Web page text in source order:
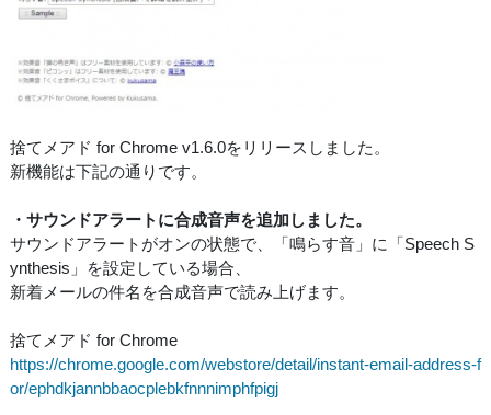
捨てメアド for Chrome v1.6.0をリリースしました。
新機能は下記の通りです。
・サウンドアラートに合成音声を追加しました。
サウンドアラートがオンの状態で、「鳴らす音」に「Speech S
ynthesis」を設定している場合、
新着メールの件名を合成音声で読み上げます。
捨てメアド for Chrome
https://chrome.google.com/webstore/detail/instant-email-address-f
or/ephdkjannbbaocplebkfnnnimphfpigj